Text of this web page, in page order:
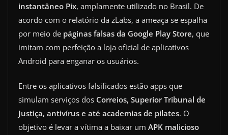
instantâneo Pix, amplamente utilizado no Brasil. De
acordo com o relatório da zLabs, a ameaça se espalha
por meio de páginas falsas da Google Play Store, que
imitam com perfeição a loja oficial de aplicativos
Android para enganar os usuários.
Entre os aplicativos falsificados estão apps que
simulam serviços dos Correios, Superior Tribunal de
Justiça, antivírus e até academias de pilates. O
objetivo é levar a vítima a baixar um APK malicioso